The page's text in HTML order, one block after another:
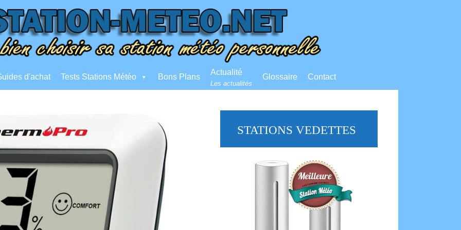
d'achat Tests Stations Météo Bons Plans
Actualité
Les actualités
Glossaire Contact
STATIONS VEDETTES